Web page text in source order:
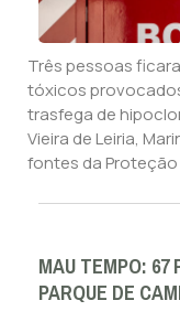
Três pessoas
tóxicos
trasfega de
Vieira de Leiria,
fontes da Proteção
MAU TEMPO: 67
PARQUE DE